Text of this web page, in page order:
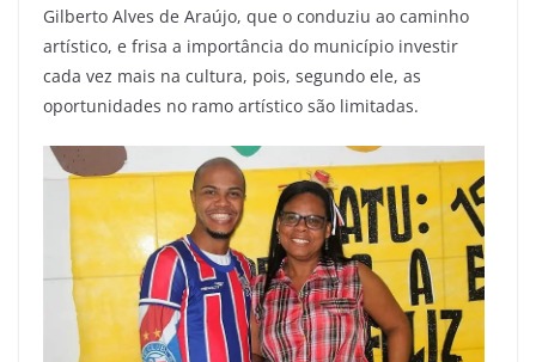
Gilberto Alves de Araújo, que o conduziu ao caminho
artístico, e frisa a importância do município investir
cada vez mais na cultura, pois, segundo ele, as
oportunidades no ramo artístico são limitadas.